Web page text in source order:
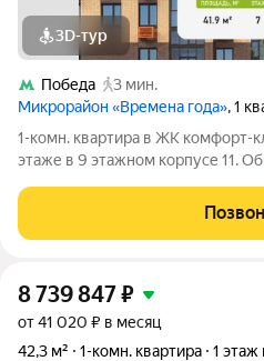
3D-тур
Победа
3 мин.
Микрорайон «Времена года», 1
1-комн. квартира в ЖК комфорт-
этаже в 9 этажном корпусе 11.
современный жилой комплекс
расположенный в тихом и
8 739 847₽
от 41 020 ₽ в месяц
42,3 м²
1-комн. квартира 1 этаж